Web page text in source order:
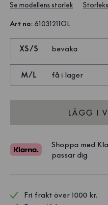
Se modellens storlek
Art no: 61031211OL
XS/S bevaka
M/L få i lager
LÄGG I
Shoppa med
passar dig
Fri frakt över 1000 kr.